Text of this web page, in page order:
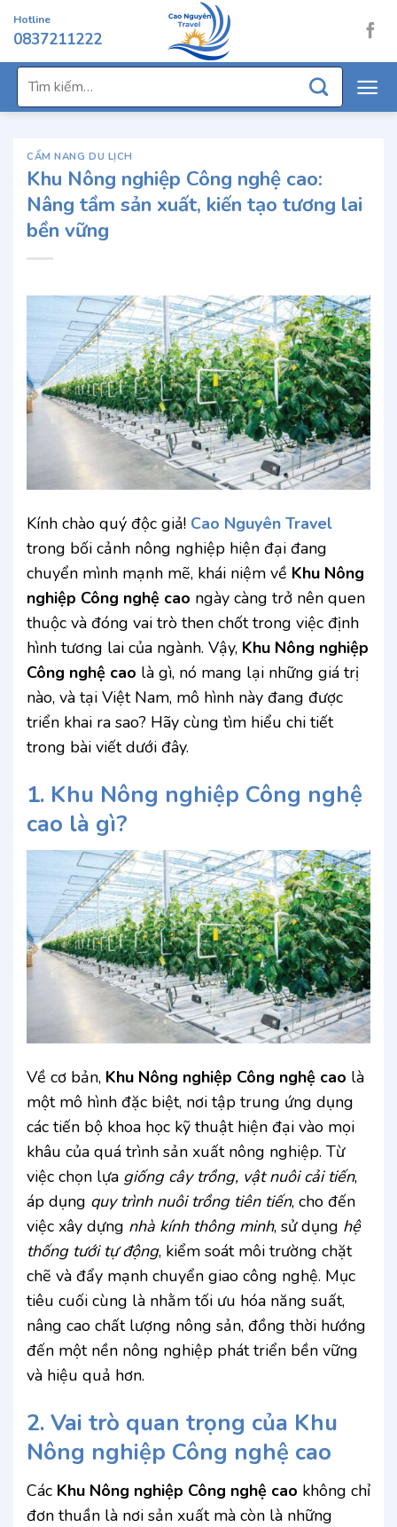
đến
dung
Hotline
0837211222
Tìm
kiếm:
CẨM NANG DU LỊCH
Khu Nông nghiệp Công nghệ cao:
Nâng tầm sản xuất, kiến tạo tương lai
bền vững
Kính chào quý độc giả! Cao Nguyên Travel
trong bối cảnh nông nghiệp hiện đại đang
chuyển mình mạnh mẽ, khái niệm về Khu Nông
nghiệp Công nghệ cao ngày càng trở nên quen
thuộc và đóng vai trò then chốt trong việc định
hình tương lai của ngành. Vậy, Khu Nông nghiệp
Công nghệ cao là gì, nó mang lại những giá trị
nào, và tại Việt Nam, mô hình này đang được
triển khai ra sao? Hãy cùng tìm hiểu chi tiết
trong bài viết dưới đây.
1. Khu Nông nghiệp Công nghệ
cao là gì?
Về cơ bản, Khu Nông nghiệp Công nghệ cao là
một mô hình đặc biệt, nơi tập trung ứng dụng
các tiến bộ khoa học kỹ thuật hiện đại vào mọi
khâu của quá trình sản xuất nông nghiệp. Từ
việc chọn lựa giống cây trồng, vật nuôi cải tiến,
áp dụng quy trình nuôi trồng tiên tiến, cho đến
việc xây dựng nhà kính thông minh, sử dụng hệ
thống tưới tự động, kiểm soát môi trường chặt
chẽ và đẩy mạnh chuyển giao công nghệ. Mục
tiêu cuối cùng là nhằm tối ưu hóa năng suất,
nâng cao chất lượng nông sản, đồng thời hướng
đến một nền nông nghiệp phát triển bền vững
và hiệu quả hơn.
2. Vai trò quan trọng của Khu
Nông nghiệp Công nghệ cao
Các Khu Nông nghiệp Công nghệ cao không chỉ
đơn thuần là nơi sản xuất mà còn là những